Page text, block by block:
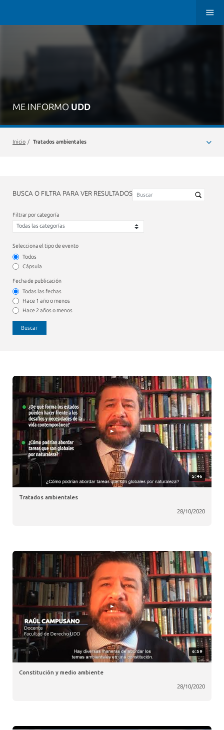
ME INFORMO UDD
Inicio / Tratados ambientales
BUSCA O FILTRA PARA VER RESULTADOS
Filtrar por categoría
Selecciona el tipo de evento
Todos
Cápsula
Fecha de publicación
Todas las fechas
Hace 1 año o menos
Hace 2 años o menos
Buscar
5:46
Tratados ambientales
28/10/2020
6:59
Constitución y medio ambiente
28/10/2020